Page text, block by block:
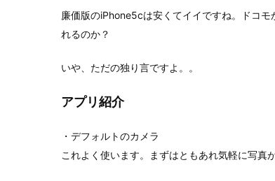
廉価版のiPhone5cは安くてイイですね。ドコ
れるのか？
いや、ただの独り言ですよ。。
アプリ紹介
・デフォルトのカメラ
これよく使います。まずはともあれ気軽に写真